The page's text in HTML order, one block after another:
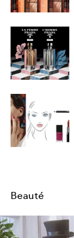
Beauté